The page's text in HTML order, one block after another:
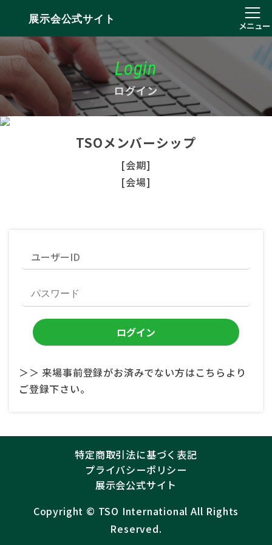
展示会公式サイト
メニュー
Login
ログイン
TSOメンバーシップ
[会期]
[会場]
＞＞ 来場事前登録がお済みでない方はこちらより
ご登録下さい。
特定商取引法に基づく表記
プライバシーポリシー
展示会公式サイト
Copyright ©︎ TSO International All Rights
Reserved.